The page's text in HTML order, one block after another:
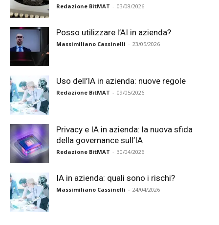
Redazione BitMAT - 03/08/2026
Posso utilizzare l’AI in azienda?
Massimiliano Cassinelli - 23/05/2026
Uso dell’IA in azienda: nuove regole
Redazione BitMAT - 09/05/2026
Privacy e IA in azienda: la nuova sfida
della governance sull’IA
Redazione BitMAT - 30/04/2026
IA in azienda: quali sono i rischi?
Massimiliano Cassinelli - 24/04/2026